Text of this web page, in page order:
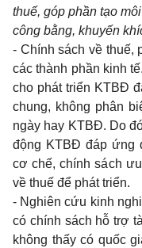
thuế, góp phần tạo
công bằng, khuyến
- Chính sách về thuế,
các thành phần kinh
cho phát triển KTBĐ
chung, không phân
ngày hay KTBĐ. Do
động KTBĐ đáp ứng
cơ chế, chính sách
về thuế để phát triển.
- Nghiên cứu kinh
có chính sách hỗ trợ
không thấy có quốc